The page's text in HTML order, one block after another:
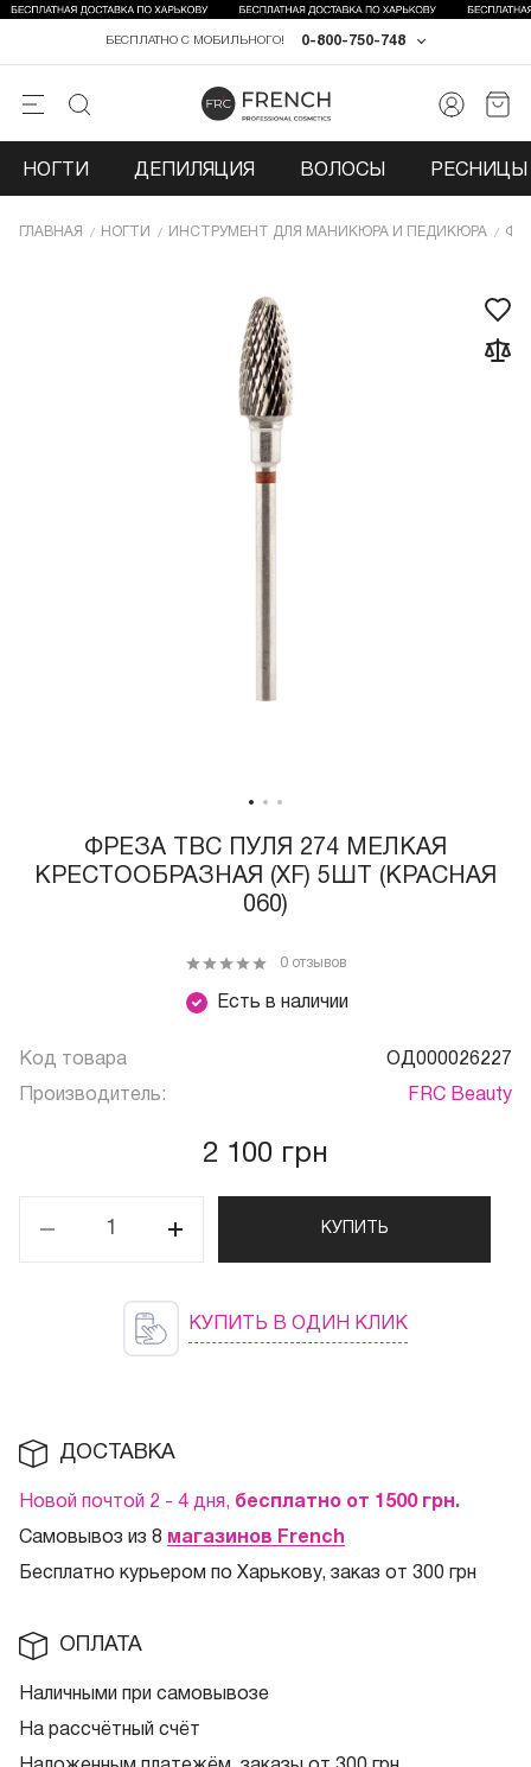
0-800-750-748
БЕСПЛАТНО С МОБИЛЬНОГО!
НОГТИ ДЕПИЛЯЦИЯ ВОЛОСЫ РЕСНИЦЫ
ГЛАВНАЯ НОГТИ ИНCТРУМЕНТ ДЛЯ МАНИКЮРА И ПЕДИКЮРА
ФРЕЗА ТВС ПУЛЯ 274 МЕЛКАЯ
КРЕСТООБРАЗНАЯ (XF) 5ШТ (КРАСНАЯ
060)
Есть в наличии
0 отзывов
Код товара ОД000026227
Производитель: FRC Beauty
2 100 грн
КУПИТЬ
КУПИТЬ В ОДИН КЛИК
ДОСТАВКА
Новой почтой 2 - 4 дня, бесплатно от 1500 грн.
Самовывоз из 8 магазинов French
Бесплатно курьером по Харькову, заказ от 300 грн
ОПЛАТА
Наличными при самовывозе
На рассчётный счёт